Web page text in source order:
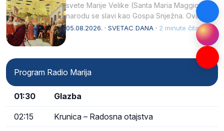
svete Marije Velike (Santa Maria Maggiore) u
narodu se slavi kao Gospa Snježna. Ovaj
naziv, Sancta Maria…
05.08.2026. · SVETAC DANA · 2 minute čitanja
Program Radio Marija
01:30 Glazba
02:15 Krunica – Radosna otajstva